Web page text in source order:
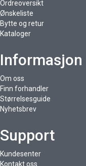
Ordreoversikt
Ønskeliste
Bytte og retur
Kataloger
Informasjon
Om oss
Finn forhandler
Størrelsesguide
Nyhetsbrev
Support
Kundesenter
Kontakt oss